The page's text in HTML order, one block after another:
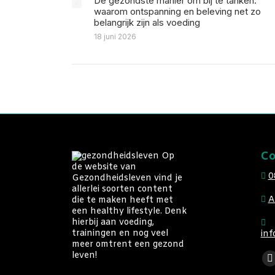
waarom ontspanning en beleving net zo
belangrijk zijn als voeding
18 juni 2026
Op
de website van
Gezondheidsleven vind je
allerlei soorten content
die te maken heeft met
een healthy lifestyle. Denk
hierbij aan voeding,
trainingen en nog veel
meer omtrent een gezond
leven!